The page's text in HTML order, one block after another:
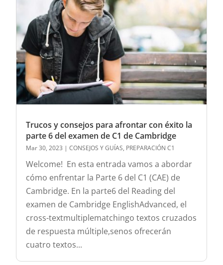
Trucos y consejos para afrontar con éxito la
parte 6 del examen de C1 de Cambridge
Mar 30, 2023 |CONSEJOS Y GUÍAS, PREPARACIÓN C1
Welcome! En esta entrada vamos a abordar
cómo enfrentar la Parte 6 del C1 (CAE) de
Cambridge. En la parte6 del Reading del
examen de Cambridge EnglishAdvanced, el
cross-textmultiplematchingo textos cruzados
de respuesta múltiple,senos ofrecerán
cuatro textos...